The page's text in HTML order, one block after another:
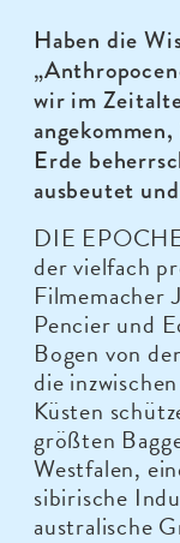
Haben die
wir im
Erde
ausbeutet
DIE
der vielfach
Filmemacher
Pencier und
Bogen von
die
Küsten
größten
Westfalen,
sibirische
australische